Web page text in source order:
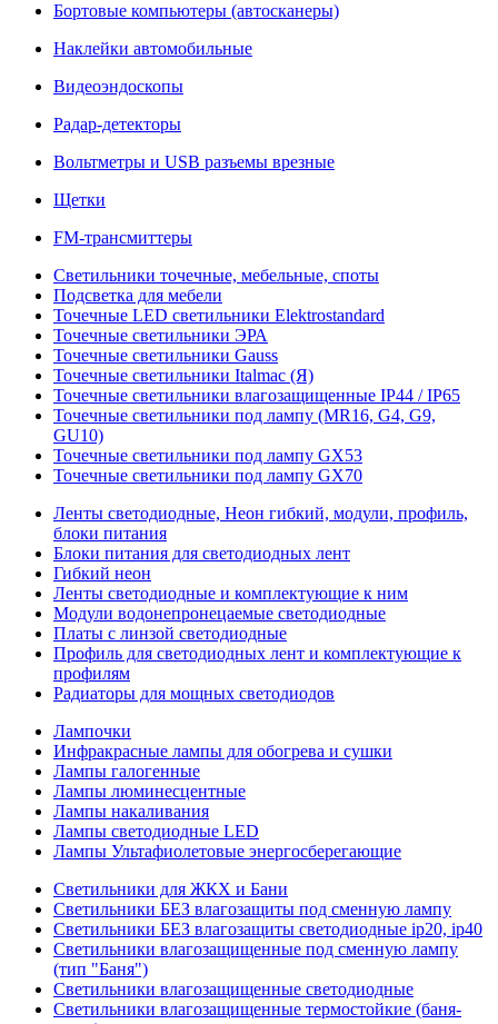
Бортовые компьютеры (автосканеры)
Наклейки автомобильные
Видеоэндоскопы
Радар-детекторы
Вольтметры и USB разъемы врезные
Щетки
FM-трансмиттеры
Светильники точечные, мебельные, споты
Подсветка для мебели
Точечные LED светильники Elektrostandard
Точечные светильники ЭРА
Точечные светильники Gauss
Точечные светильники Italmac (Я)
Точечные светильники влагозащищенные IP44 / IP65
Точечные светильники под лампу (MR16, G4, G9,
GU10)
Точечные светильники под лампу GX53
Точечные светильники под лампу GX70
Ленты светодиодные, Неон гибкий, модули, профиль,
блоки питания
Блоки питания для светодиодных лент
Гибкий неон
Ленты светодиодные и комплектующие к ним
Модули водонепронецаемые светодиодные
Платы с линзой светодиодные
Профиль для светодиодных лент и комплектующие к
профилям
Радиаторы для мощных светодиодов
Лампочки
Инфракрасные лампы для обогрева и сушки
Лампы галогенные
Лампы люминесцентные
Лампы накаливания
Лампы светодиодные LED
Лампы Ультафиолетовые энергосберегающие
Светильники для ЖКХ и Бани
Светильники БЕЗ влагозащиты под сменную лампу
Светильники БЕЗ влагозащиты светодиодные ip20, ip40
Светильники влагозащищенные под сменную лампу
(тип "Баня")
Светильники влагозащищенные светодиодные
Светильники влагозащищенные термостойкие (баня-